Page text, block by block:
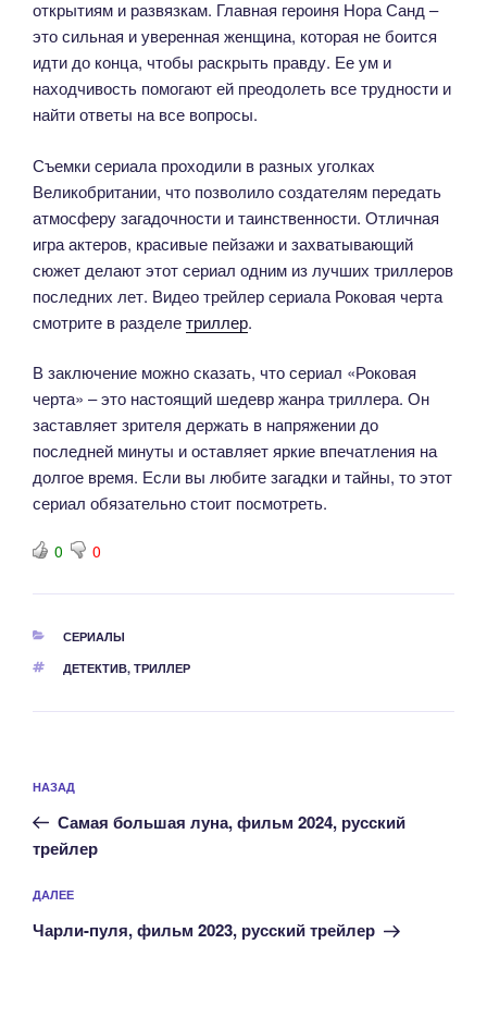
открытиям и развязкам. Главная героиня Нора Санд –
это сильная и уверенная женщина, которая не боится
идти до конца, чтобы раскрыть правду. Ее ум и
находчивость помогают ей преодолеть все трудности и
найти ответы на все вопросы.
Съемки сериала проходили в разных уголках
Великобритании, что позволило создателям передать
атмосферу загадочности и таинственности. Отличная
игра актеров, красивые пейзажи и захватывающий
сюжет делают этот сериал одним из лучших триллеров
последних лет. Видео трейлер сериала Роковая черта
смотрите в разделетриллер.
В заключение можно сказать, что сериал «Роковая
черта» – это настоящий шедевр жанра триллера. Он
заставляет зрителя держать в напряжении до
последней минуты и оставляет яркие впечатления на
долгое время. Если вы любите загадки и тайны, то этот
сериал обязательно стоит посмотреть.
0 0
РУБРИКИ
СЕРИАЛЫ
МЕТКИ
ДЕТЕКТИВ, ТРИЛЛЕР
по
записям
Предыдущая
запись:
НАЗАД
Самая большая луна, фильм 2024, русский
трейлер
Следующая
запись
ДАЛЕЕ
Чарли-пуля, фильм 2023, русский трейлер